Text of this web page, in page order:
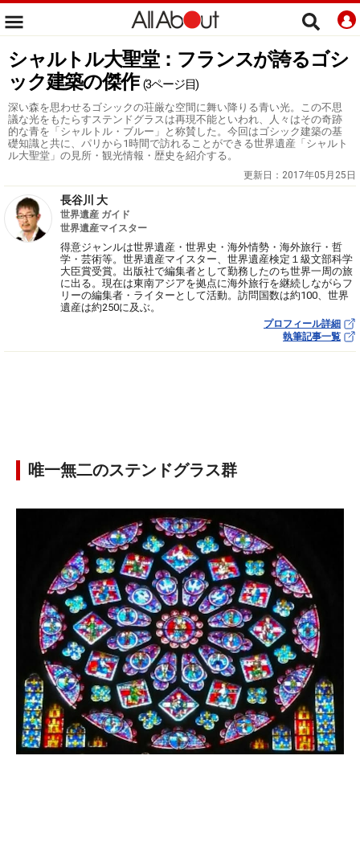
シャルトル大聖堂：フランスが誇るゴシ
ック建築の傑作 (3ページ目)
深い森を思わせるゴシックの荘厳な空間に舞い降りる青い光。この不思
議な光をもたらすステンドグラスは再現不能といわれ、人々はその奇跡
的な青を「シャルトル・ブルー」と称賛した。今回はゴシック建築の基
礎知識と共に、パリから1時間で訪れることができる世界遺産「シャルト
ル大聖堂」の見所・観光情報・歴史を紹介する。
更新日： 2017年05月25日
長谷川 大
世界遺産 ガイド
世界遺産マイスター
得意ジャンルは世界遺産・世界史・海外情勢・海外旅行・哲
学・芸術等。世界遺産マイスター、世界遺産検定１級文部科学
大臣賞受賞。出版社で編集者として勤務したのち世界一周の旅
に出る。現在は東南アジアを拠点に海外旅行を継続しながらフ
リーの編集者・ライターとして活動。訪問国数は約100、世界
遺産は約250に及ぶ。
プロフィール詳細
執筆記事一覧
唯一無二のステンドグラス群